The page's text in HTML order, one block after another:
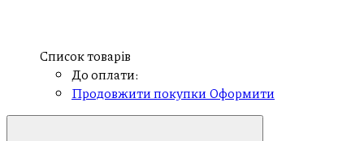
Список товарів
До оплати:
Продовжити покупкиОформити